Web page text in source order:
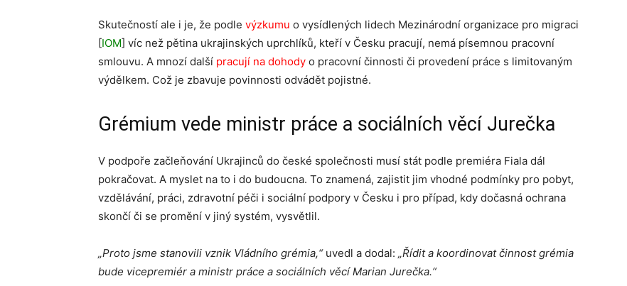
Skutečností ale i je, že podle výzkumu o vysídlených lidech Mezinárodní organizace pro migraci
[IOM] víc než pětina ukrajinských uprchlíků, kteří v Česku pracují, nemá písemnou pracovní
smlouvu. A mnozí další pracují na dohody o pracovní činnosti či provedení práce s limitovaným
výdělkem. Což je zbavuje povinnosti odvádět pojistné.
Grémium vede ministr práce a sociálních věcí Jurečka
V podpoře začleňování Ukrajinců do české společnosti musí stát podle premiéra Fiala dál
pokračovat. A myslet na to i do budoucna. To znamená, zajistit jim vhodné podmínky pro pobyt,
vzdělávání, práci, zdravotní péči i sociální podpory v Česku i pro případ, kdy dočasná ochrana
skončí či se promění v jiný systém, vysvětlil.
„Proto jsme stanovili vznik Vládního grémia,“ uvedl a dodal: „Řídit a koordinovat činnost grémia
bude vicepremiér a ministr práce a sociálních věcí Marian Jurečka.“